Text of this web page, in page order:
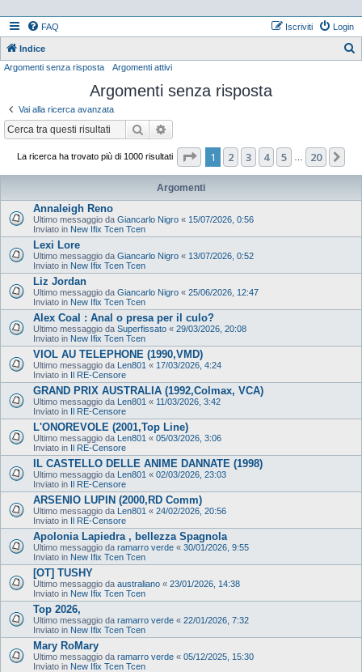
FAQ Login
Iscriviti
Indice
Argomenti senza risposta Argomenti attivi
Argomenti senza risposta
Vai alla ricerca avanzata
Cerca
La ricerca ha trovato più di 1000 risultati Pagina di 20
1 2 3 4 5 20
Argomenti
Annaleigh Reno
Ultimo messaggio da Giancarlo Nigro « 15/07/2026, 0:56
Inviato in New Ifix Tcen Tcen
Lexi Lore
Ultimo messaggio da Giancarlo Nigro « 13/07/2026, 0:52
Inviato in New Ifix Tcen Tcen
Liz Jordan
Ultimo messaggio da Giancarlo Nigro « 25/06/2026, 12:47
Inviato in New Ifix Tcen Tcen
Alex Coal : Anal o presa per il culo?
Ultimo messaggio da Superfissato « 29/03/2026, 20:08
Inviato in New Ifix Tcen Tcen
VIOL AU TELEPHONE (1990,VMD)
Ultimo messaggio da Len801 « 17/03/2026, 4:24
Inviato in Il RE-Censore
GRAND PRIX AUSTRALIA (1992,Colmax, VCA)
Ultimo messaggio da Len801 « 11/03/2026, 3:42
Inviato in Il RE-Censore
L'ONOREVOLE (2001,Top Line)
Ultimo messaggio da Len801 « 05/03/2026, 3:06
Inviato in Il RE-Censore
IL CASTELLO DELLE ANIME DANNATE (1998)
Ultimo messaggio da Len801 « 02/03/2026, 23:03
Inviato in Il RE-Censore
ARSENIO LUPIN (2000,RD Comm)
Ultimo messaggio da Len801 « 24/02/2026, 20:56
Inviato in Il RE-Censore
Apolonia Lapiedra , bellezza Spagnola
Ultimo messaggio da ramarro verde « 30/01/2026, 9:55
Inviato in New Ifix Tcen Tcen
[OT] TUSHY
Ultimo messaggio da australiano « 23/01/2026, 14:38
Inviato in New Ifix Tcen Tcen
Top 2026,
Ultimo messaggio da ramarro verde « 22/01/2026, 7:32
Inviato in New Ifix Tcen Tcen
Mary RoMary
Ultimo messaggio da ramarro verde « 05/12/2025, 15:30
Inviato in New Ifix Tcen Tcen